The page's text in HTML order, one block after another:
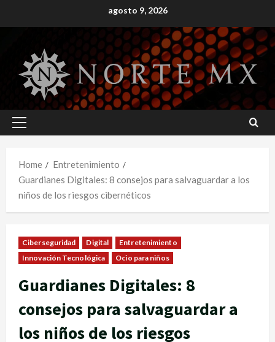
to
agosto 9, 2026
Primary
Home
Entretenimiento
Guardianes Digitales: 8 consejos para salvaguardar a los
niños de los riesgos cibernéticos
Ciberseguridad Digital
Entretenimiento
Innovación Tecnológica
Ocio para niños
Guardianes Digitales: 8
consejos para salvaguardar a
los niños de los riesgos